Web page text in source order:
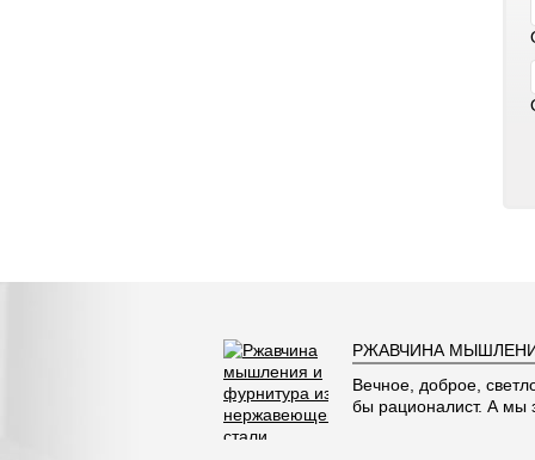
РЖАВЧИНА
Вечное, доброе,
бы рационалист. А мы